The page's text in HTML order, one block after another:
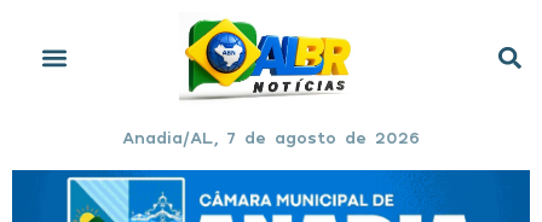
Anadia/AL, 7 de agosto de 2026